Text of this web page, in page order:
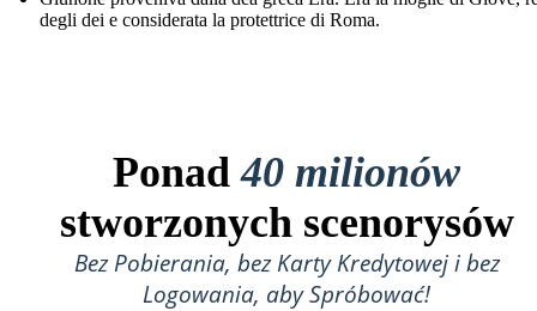
degli dei e considerata la protettrice di Roma.
Ponad40 milionów
stworzonych scenorysów
Bez Pobierania, bez Karty Kredytowej i bez
Logowania, aby Spróbować!